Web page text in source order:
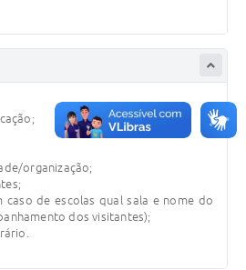
organização;
caso de escolas qual sala e nome do
dos visitantes);